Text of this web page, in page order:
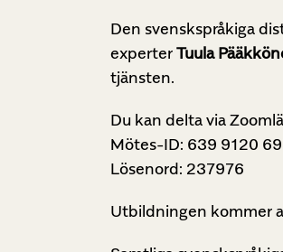
Den svenskspråkiga
experterTuula
tjänsten.
Du kan delta via
Mötes-ID: 639 9120
Lösenord: 237976
Utbildningen kommer